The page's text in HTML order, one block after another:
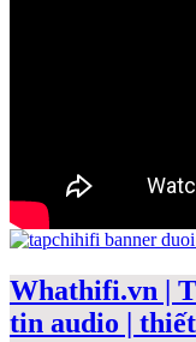
Whathifi.vn |
tin audio |